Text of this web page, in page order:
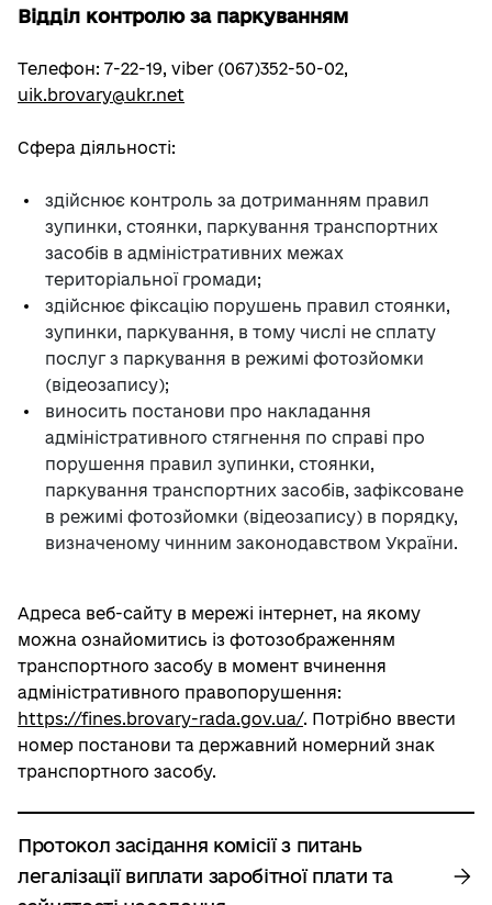
Відділ контролю за паркуванням
Телефон: 7-22-19, viber (067)352-50-02,
uik.brovary@ukr.net
Сфера діяльності:
здійснює контроль за дотриманням правил
зупинки, стоянки, паркування транспортних
засобів в адміністративних межах
територіальної громади;
здійснює фіксацію порушень правил стоянки,
зупинки, паркування, в тому числі не сплату
послуг з паркування в режимі фотозйомки
(відеозапису);
виносить постанови про накладання
адміністративного стягнення по справі про
порушення правил зупинки, стоянки,
паркування транспортних засобів, зафіксоване
в режимі фотозйомки (відеозапису) в порядку,
визначеному чинним законодавством України.
Адреса веб-сайту в мережі інтернет, на якому
можна ознайомитись із фотозображенням
транспортного засобу в момент вчинення
адміністративного правопорушення:
https://fines.brovary-rada.gov.ua/. Потрібно ввести
номер постанови та державний номерний знак
транспортного засобу.
Протокол засідання комісії з питань
легалізації виплати заробітної плати та